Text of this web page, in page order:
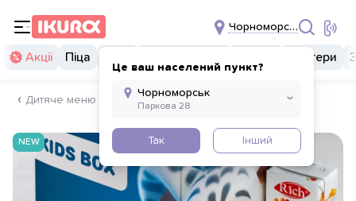
Чорноморськ
Це ваш населений пункт?
Так Інший
Акції Піца Бургери
Дитяче меню
NEW